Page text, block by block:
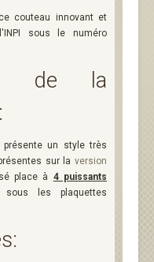
couteau innovant et
sous le numéro
de la
un style très
sur la version
place à 4 puissants
sous les plaquettes